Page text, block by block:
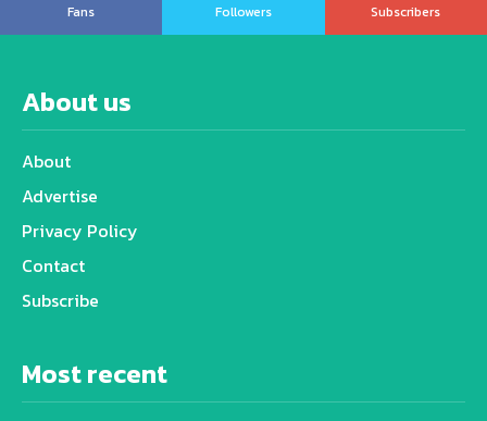
Fans
Followers
Subscribers
About us
About
Advertise
Privacy Policy
Contact
Subscribe
Most recent